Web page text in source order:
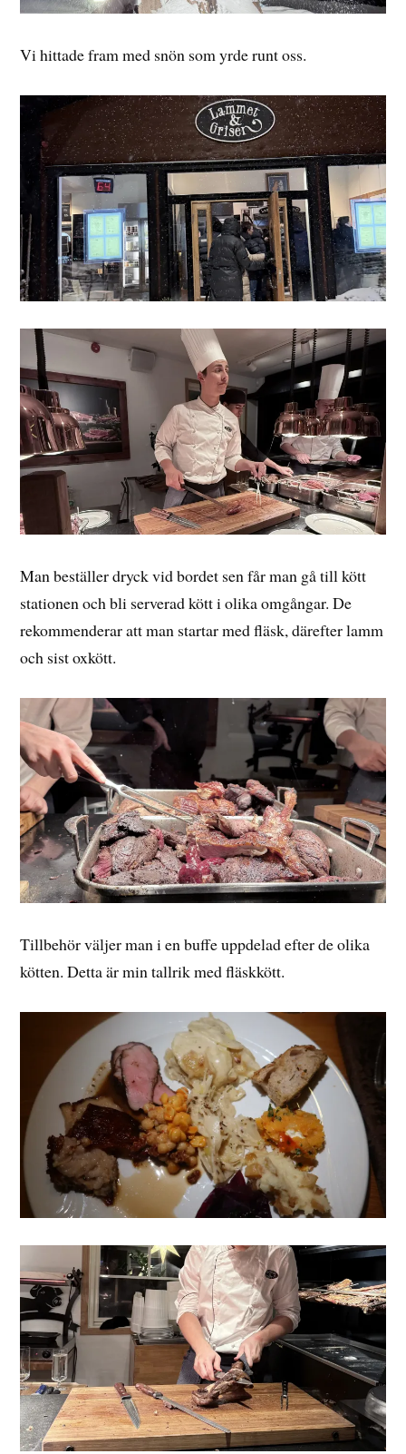
Vi hittade fram med snön som yrde runt oss.
Man beställer dryck vid bordet sen får man gå till kött
stationen och bli serverad kött i olika omgångar. De
rekommenderar att man startar med fläsk, därefter lamm
och sist oxkött.
Tillbehör väljer man i en buffe uppdelad efter de olika
kötten. Detta är min tallrik med fläskkött.